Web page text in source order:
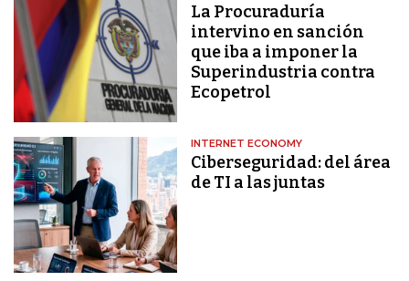
La Procuraduría
intervino en sanción
que iba a imponer la
Superindustria contra
Ecopetrol
INTERNET ECONOMY
Ciberseguridad: del área
de TI a las juntas